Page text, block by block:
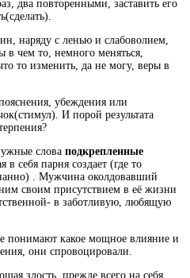
два повторенными, заставить его
наряду с ленью и слабоволием,
в чем то, немного меняться,
то изменить, да не могу, веры в
убеждения или
И порой результата
слова подкрепленные
себя парня создает (где то
. Мужчина околдовавший
своим присутствием в её жизни
в заботливую, любящую
понимают какое мощное влияние и
они спровоцировали.
злость, прежде всего на себя,